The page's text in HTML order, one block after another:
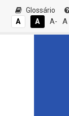
Glossário
A
A A- A